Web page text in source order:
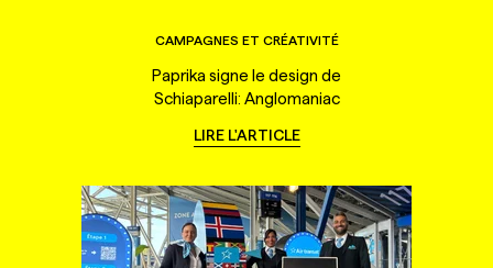
CAMPAGNES ET CRÉATIVITÉ
Paprika signe le design de
Schiaparelli: Anglomaniac
LIRE L'ARTICLE